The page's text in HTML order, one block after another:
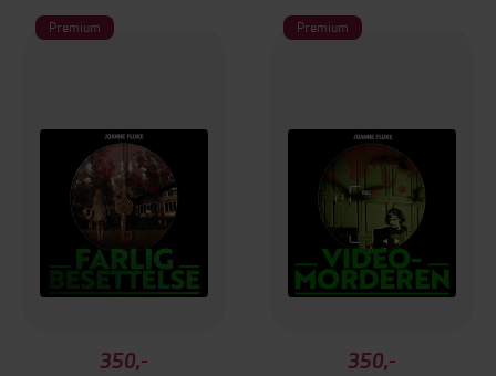
Premium
350,-
Premium
350,-